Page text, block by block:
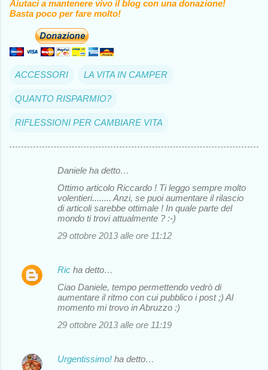
Aiutaci a mantenere vivo il blog con una donazione!
Basta poco per fare molto!
ACCESSORI LA VITA IN CAMPER
QUANTO RISPARMIO?
RIFLESSIONI PER CAMBIARE VITA
t
Daniele ha detto…
Ottimo articolo Riccardo ! Ti leggo sempre molto
volentieri........ Anzi, se puoi aumentare il rilascio
di articoli sarebbe ottimale ! In quale parte del
mondo ti trovi attualmente ? :-)
29 ottobre 2013 alle ore 11:12
Ric ha detto…
Ciao Daniele, tempo permettendo vedrò di
aumentare il ritmo con cui pubblico i post ;) Al
momento mi trovo in Abruzzo :)
29 ottobre 2013 alle ore 11:19
Urgentissimo! ha detto…